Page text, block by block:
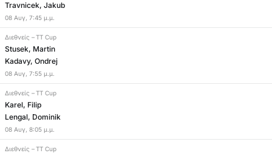
Travnicek, Jakub
08 Αυγ, 7:45 μ.μ.
Διεθνείς – TT Cup
Stusek, Martin
Kadavy, Ondrej
08 Αυγ, 7:55 μ.μ.
Διεθνείς – TT Cup
Karel, Filip
Lengal, Dominik
08 Αυγ, 8:05 μ.μ.
Διεθνείς – TT Cup